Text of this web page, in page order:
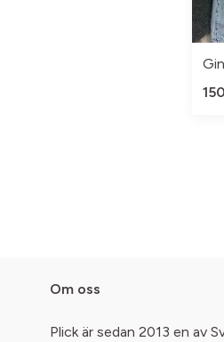
Om oss
Plick är sedan 2013 en av